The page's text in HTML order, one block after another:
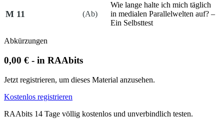
M 11 (Ab)
Wie lange halte ich mich täglich
in medialen Parallelwelten auf? –
Ein Selbsttest
Abkürzungen
0,00 € - in RAAbits
Jetzt registrieren, um dieses Material anzusehen.
Kostenlos registrieren
RAAbits 14 Tage völlig kostenlos und unverbindlich testen.